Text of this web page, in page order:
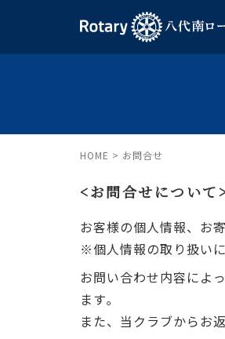
HOME > お問合せ
<お問合せについて
お客様の個人情報、お
※個人情報の取り扱いに
お問い合わせ内容によ
ます｡
また、当クラブからお